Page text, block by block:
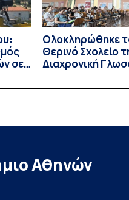
σε
Ολοκληρώθηκε
Θερινό Σχολείο
Διαχρονική
Linguistics in
Αθηνών